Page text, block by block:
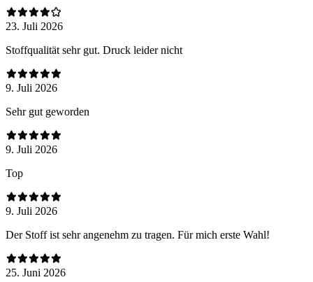
23. Juli 2026
Stoffqualität sehr gut. Druck leider nicht
9. Juli 2026
Sehr gut geworden
9. Juli 2026
Top
9. Juli 2026
Der Stoff ist sehr angenehm zu tragen. Für mich erste Wahl!
25. Juni 2026